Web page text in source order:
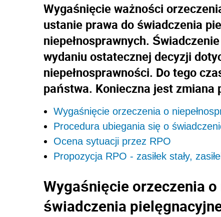
Wygaśnięcie ważności
ustanie prawa do świadczenia
niepełnosprawnych.
wydaniu ostatecznej decyzji
niepełnosprawności. Do tego
państwa. Konieczna jest zmiana
Wygaśnięcie orzeczenia o
Procedura ubiegania się o
Ocena sytuacji przez RPO
Propozycja RPO - zasiłek stały,
Wygaśnięcie orzeczenia
świadczenia